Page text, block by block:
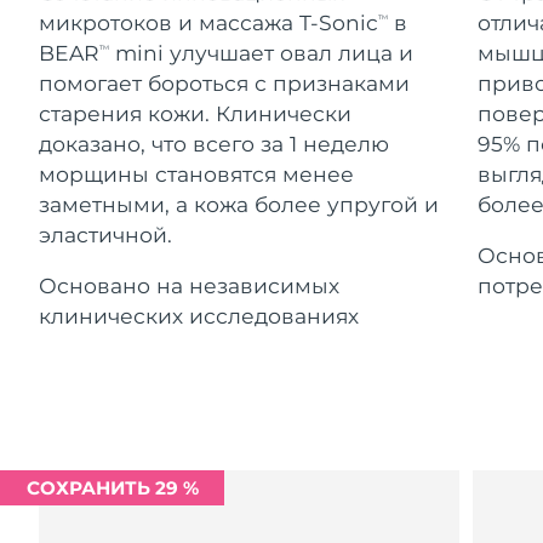
микротоков и массажа T-SonicTM
в
BEARTM
mini улучшает овал лица и
помогает бороться с признаками
старения кожи. Клинически
доказано, что всего за 1 неделю
морщины становятся менее
заметными, а кожа более упругой и
эластичной.
Основано на независимых
клинических исследованиях
95%
СОХРАНИТЬ 29 %
18% PAP
Косметика Для мужчин
Купить
FOREO APP
Гибралтар
Ожидаемая дата доставки
8/14/26
Греция
Ожидаемая дата доставки
8/10/26
Гонконг (САР)
Ожидаемая дата доставки
8/11/26
Венгрия
8/10/26
Исландия